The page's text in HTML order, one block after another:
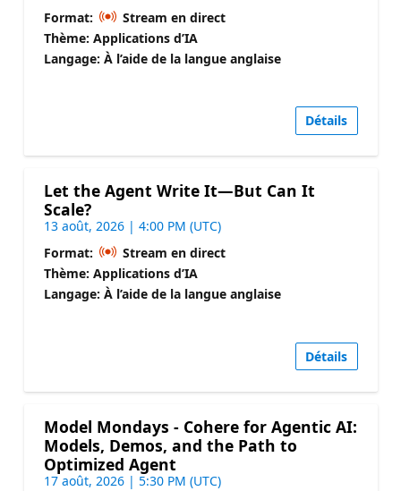
Format:
Stream en direct
Thème: Applications d’IA
Langage: À l’aide de la langue anglaise
Détails
Let the Agent Write It—But Can It
Scale?
13 août, 2026 | 4:00 PM (UTC)
Format:
Stream en direct
Thème: Applications d’IA
Langage: À l’aide de la langue anglaise
Détails
Model Mondays - Cohere for Agentic AI:
Models, Demos, and the Path to
Optimized Agent
17 août, 2026 | 5:30 PM (UTC)